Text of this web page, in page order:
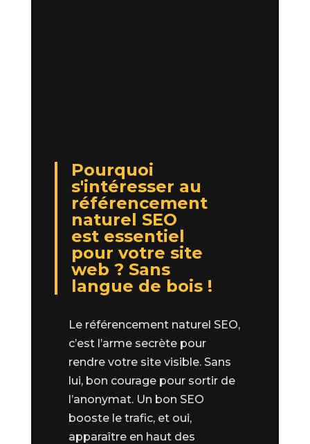
Pourquoi
s'intéresser au
référencement
naturel SEO
est essentiel
pour votre site
web ? Sans
langue de bois !
Le référencement naturel SEO,
c’est l’arme secrète pour
rendre votre site visible. Sans
lui, bon courage pour sortir de
l’anonymat. Un bon SEO
booste le trafic, et oui,
apparaître en haut des